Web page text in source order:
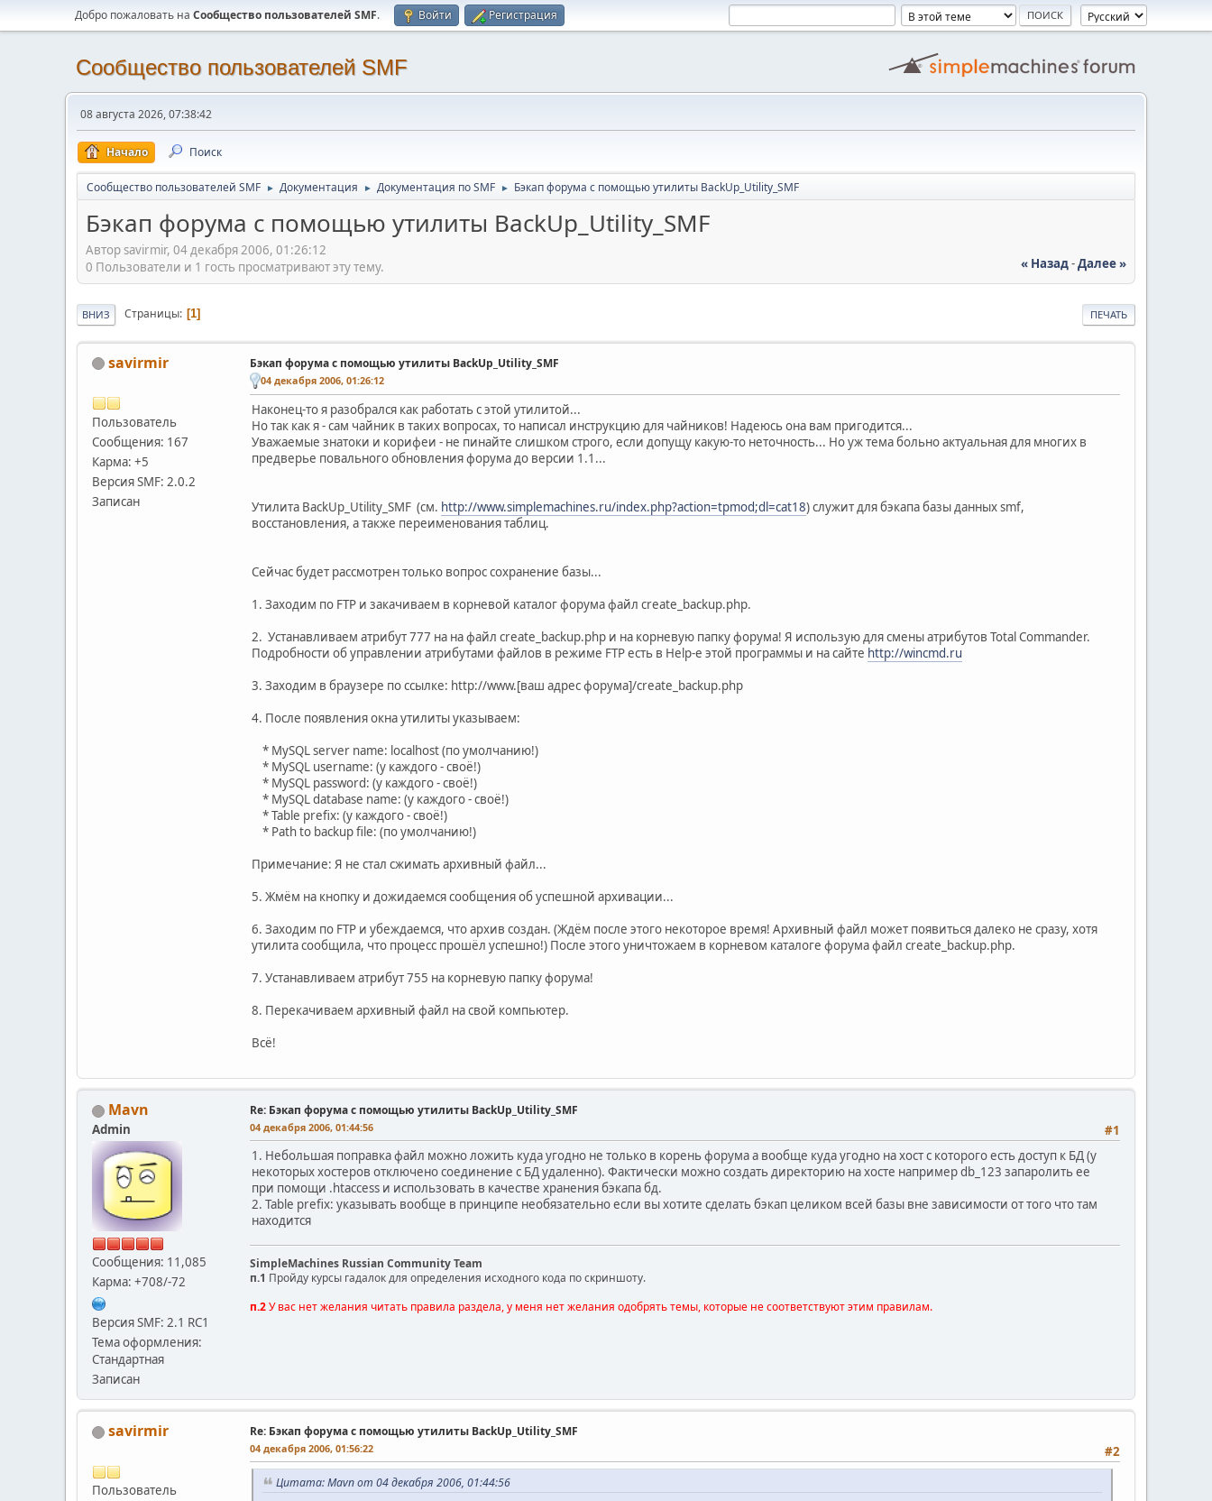
Добро пожаловать на Cообщество пользователей SMF. Войти Регистрация
Cообщество пользователей SMF
08 августа 2026, 07:38:42
Начало Поиск
Cообщество пользователей SMF ► Документация ► Документация по SMF ► Бэкап форума с помощью утилиты BackUp_Utility_SMF
Бэкап форума с помощью утилиты BackUp_Utility_SMF
Автор savirmir, 04 декабря 2006, 01:26:12
« Назад-Далее »
0 Пользователи и 1 гость просматривают эту тему.
ПЕЧАТЬ
ВНИЗ Страницы 1
savirmir
Пользователь
Сообщения: 167
Карма: +5
Версия SMF: 2.0.2
Записан
Бэкап форума с помощью утилиты BackUp_Utility_SMF
04 декабря 2006, 01:26:12
Наконец-то я разобрался как работать с этой утилитой...
Но так как я - сам чайник в таких вопросах, то написал инструкцию для чайников! Надеюсь она вам пригодится...
Уважаемые знатоки и корифеи - не пинайте слишком строго, если допущу какую-то неточность... Но уж тема больно актуальная для многих в
предверье повального обновления форума до версии 1.1...
Утилита BackUp_Utility_SMF (см. http://www.simplemachines.ru/index.php?action=tpmod;dl=cat18) служит для бэкапа базы данных smf,
восстановления, а также переименования таблиц.
Сейчас будет рассмотрен только вопрос сохранение базы...
1. Заходим по FTP и закачиваем в корневой каталог форума файл create_backup.php.
2. Устанавливаем атрибут 777 на на файл create_backup.php и на корневую папку форума! Я использую для смены атрибутов Total Commander.
Подробности об управлении атрибутами файлов в режиме FTP есть в Help-е этой программы и на сайте http://wincmd.ru
3. Заходим в браузере по ссылке: http://www.[ваш адрес форума]/create_backup.php
4. После появления окна утилиты указываем:
* MySQL server name: localhost (по умолчанию!)
* MySQL username: (у каждого - своё!)
* MySQL password: (у каждого - своё!)
* MySQL database name: (у каждого - своё!)
* Table prefix: (у каждого - своё!)
* Path to backup file: (по умолчанию!)
Примечание: Я не стал сжимать архивный файл...
5. Жмём на кнопку и дожидаемся сообщения об успешной архивации...
6. Заходим по FTP и убеждаемся, что архив создан. (Ждём после этого некоторое время! Архивный файл может появиться далеко не сразу, хотя
утилита сообщила, что процесс прошёл успешно!) После этого уничтожаем в корневом каталоге форума файл create_backup.php.
7. Устанавливаем атрибут 755 на корневую папку форума!
8. Перекачиваем архивный файл на свой компьютер.
Всё!
Mavn
Admin
Сообщения: 11,085
Карма: +708/-72
Версия SMF: 2.1 RC1
Тема оформления:
Стандартная
Записан
Re: Бэкап форума с помощью утилиты BackUp_Utility_SMF
#1
04 декабря 2006, 01:44:56
1. Небольшая поправка файл можно ложить куда угодно не только в корень форума а вообще куда угодно на хост с которого есть доступ к БД (у
некоторых хостеров отключено соединение с БД удаленно). Фактически можно создать директорию на хосте например db_123 запаролить ее
при помощи .htaccess и использовать в качестве хранения бэкапа бд.
2. Table prefix: указывать вообще в принципе необязательно если вы хотите сделать бэкап целиком всей базы вне зависимости от того что там
находится
SimpleMachines Russian Community Team
п.1 Пройду курсы гадалок для определения исходного кода по скриншоту.
п.2У вас нет желания читать правила раздела, у меня нет желания одобрять темы, которые не соответствуют этим правилам.
savirmir
Пользователь
Re: Бэкап форума с помощью утилиты BackUp_Utility_SMF
#2
04 декабря 2006, 01:56:22
Цитата: Mavn от 04 декабря 2006, 01:44:56